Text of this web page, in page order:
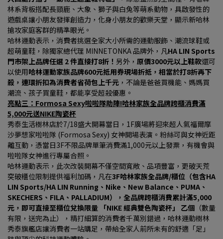
林系背板搭配長頸鹿、大象、獅子與白兔等萌系動物，具啟發性的
遊戲桌讓小朋友發揮創造力，化身小朋友的歡樂天堂，顯示新哈林
搶攻家庭客群的精準眼光。
哈林運動表示，消費者挑選全家大小所需的運動服飾、潮流球鞋或
超萌童鞋，除獨家總代理 MINNETONKA 品牌外，凡HA LIN Sports
門市架上品牌任選 2 件直接打8折！ 另外， 原價3000元以上鞋款還可
以使用哈林運動家族品牌600元抵用券現場折抵，相當於打8折再下
殺，連環折扣為消費者省荷包上千元 ，不論是爸爸買機能、媽媽買
潮流、孩子買童鞋，都能享受超殺優惠。
亮點三：Formosa Sexy啦啦隊助陣!哈林家族全品牌跨櫃消費滿
5,000元送NIKE陶瓷杯
秀泰生活樹林店於7/18盛大開幕當日，1F廣場將迎來超人氣福爾摩
沙夢想家啦啦隊 (Formosa Sexy) 女神開場表演。粉絲可與女神近距
離互動，憑當日3F不限品牌單筆消費滿1,000元以上發票，有機會與
啦啦隊女神進行專屬合照。
哈林運動表示，此次改裝開幕不僅空間寬敞、品項豐富，更破天荒
突破櫃位限制提供福利加碼，凡在3F哈林家族全品牌/櫃位（包含HA
LIN Sports/HA LIN Running、Nike、New Balance、PUMA、
SKECHERS、FILA、PALLADIUM），全品牌跨櫃消費累計滿5,000
元，即可直接至櫃位兌換限量 「NIKE 經典雙色陶瓷杯」 乙個 （數量
有限，送完為止），精打細算的消費者千萬別錯過，哈林運動樹林
秀泰旗艦店讓消費者一站購足，帶給全家人前所未有的舒適「足」